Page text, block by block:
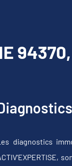
diagnostics